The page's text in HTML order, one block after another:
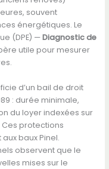
souvent
énergétiques. Le
(DPE) —Diagnostic de
utile pour mesurer
d’un bail de droit
: durée minimale,
du loyer indexées sur
Ces protections
baux Pinel.
observent que le
mises sur le